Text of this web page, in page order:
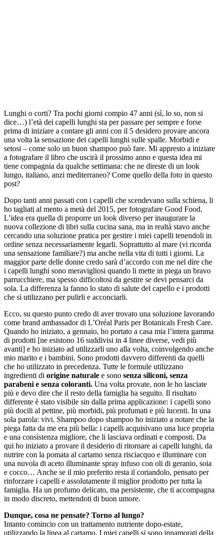
Lunghi o corti? Tra pochi giorni compio 47 anni (sì, lo so, non si
dice…) l’età dei capelli lunghi sta per passare per sempre e forse
prima di iniziare a contare gli anni con il 5 desidero provare ancora
una volta la sensazione dei capelli lunghi sulle spalle. Morbidi e
setosi – come solo un buon shampoo può fare. Mi appresto a iniziare
a fotografare il libro che uscirà il prossimo anno e questa idea mi
tiene compagnia da qualche settimana: che ne direste di un look
lungo, italiano, anzi mediterraneo? Come quello della foto in questo
post?
Dopo tanti anni passati con i capelli che scendevano sulla schiena, li
ho tagliati al mento a metà del 2015, per fotografare Good Food.
L’idea era quella di proporre un look diverso per inaugurare la
nuova collezione di libri sulla cucina sana, ma in realtà stavo anche
cercando una soluzione pratica per gestire i miei capelli tenendoli in
ordine senza necessariamente legarli. Soprattutto al mare (vi ricorda
una sensazione familiare?) ma anche nella vita di tutti i giorni. La
maggior parte delle donne credo sarà d’accordo con me nel dire che
i capelli lunghi sono meravigliosi quando li mette in piega un bravo
parrucchiere, ma spesso difficoltosi da gestire se devi pensarci da
sola. La differenza la fanno lo stato di salute del capello e i prodotti
che si utilizzano per pulirli e acconciarli.
Ecco, su questo punto credo di aver trovato una soluzione lavorando
come brand ambassador di L’Oréal Paris per Botanicals Fresh Care.
Quando ho iniziato, a gennaio, ho portato a casa mia l’intera gamma
di prodotti [ne esistono 16 suddivisi in 4 linee diverse, vedi più
avanti] e ho iniziato ad utilizzarli uno alla volta, coinvolgendo anche
mio marito e i bambini. Sono prodotti davvero differenti da quelli
che ho utilizzato in precedenza. Tutte le formule utilizzano
ingredienti di origine naturale e sono senza siliconi, senza
parabeni e senza coloranti. Una volta provate, non le ho lasciate
più e devo dire che il resto della famiglia ha seguito. Il risultato
differente è stato visibile sin dalla prima applicazione: i capelli sono
più docili al pettine, più morbidi, più profumati e più lucenti. In una
sola parola: vivi. Shampoo dopo shampoo ho iniziato a notare che la
piega fatta da me era più bella: i capelli acquisivano una luce propria
e una consistenza migliore, che li lasciava ordinati e composti. Da
qui ho iniziato a provare il desiderio di ritornare ai capelli lunghi, da
nutrire con la pomata al cartamo senza risciacquo e illuminare con
una nuvola di aceto illuminante spray infuso con oli di geranio, soia
e cocco… Anche se il mio preferito resta il coriandolo, pensato per
rinforzare i capelli e assolutamente il miglior prodotto per tutta la
famiglia. Ha un profumo delicato, ma persistente, che ti accompagna
in modo discreto, mettendoti di buon umore.
Dunque, cosa ne pensate? Torno al lungo?
Intanto comincio con un trattamento nutriente dopo-estate,
utilizzando la linea al cartamo. I miei capelli si sono innamorati della